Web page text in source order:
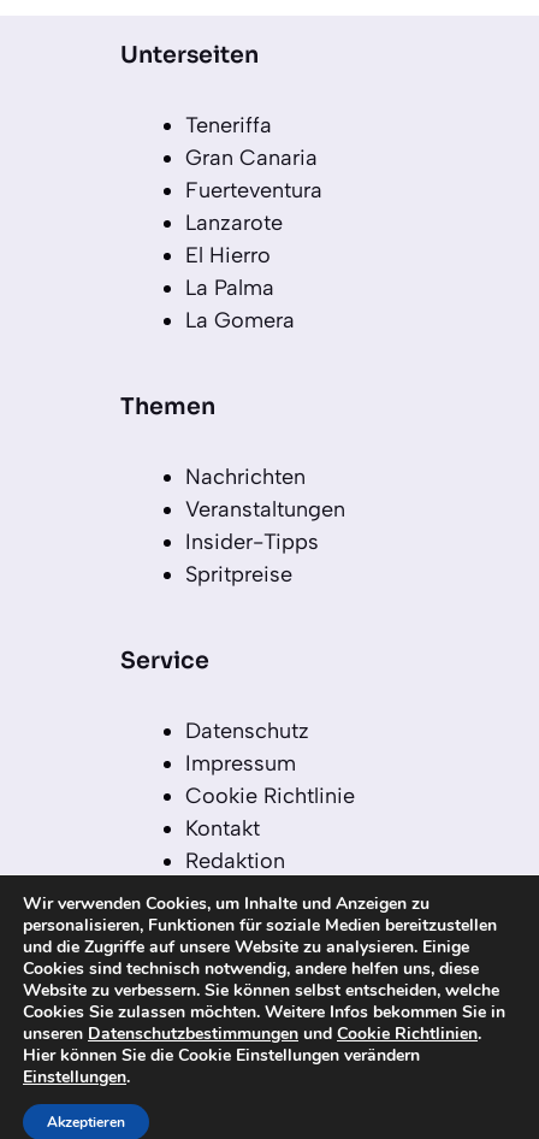
Unterseiten
Teneriffa
Gran Canaria
Fuerteventura
Lanzarote
El Hierro
La Palma
La Gomera
Themen
Nachrichten
Veranstaltungen
Insider-Tipps
Spritpreise
Service
Datenschutz
Impressum
Cookie Richtlinie
Kontakt
Redaktion
Redaktionelle Leitlinien
Sitemap
Einsatz von KI in der
Redaktion
© 2026 kanaren-nachrichten.com – Alle
Rechte vorbehalten
Wir verwenden Cookies, um Inhalte und Anzeigen zu
personalisieren, Funktionen für soziale Medien bereitzustellen
und die Zugriffe auf unsere Website zu analysieren. Einige
Cookies sind technisch notwendig, andere helfen uns, diese
Website zu verbessern. Sie können selbst entscheiden, welche
Cookies Sie zulassen möchten. Weitere Infos bekommen Sie in
unseren Datenschutzbestimmungen und Cookie Richtlinien.
Hier können Sie die Cookie Einstellungen verändern
Einstellungen.
Akzeptieren